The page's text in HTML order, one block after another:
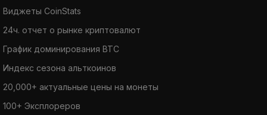
Виджеты CoinStats
24ч. отчет о рынке криптовалют
График доминирования BTC
Индекс сезона альткоинов
20,000+ актуальные цены на монеты
100+ Эксплореров